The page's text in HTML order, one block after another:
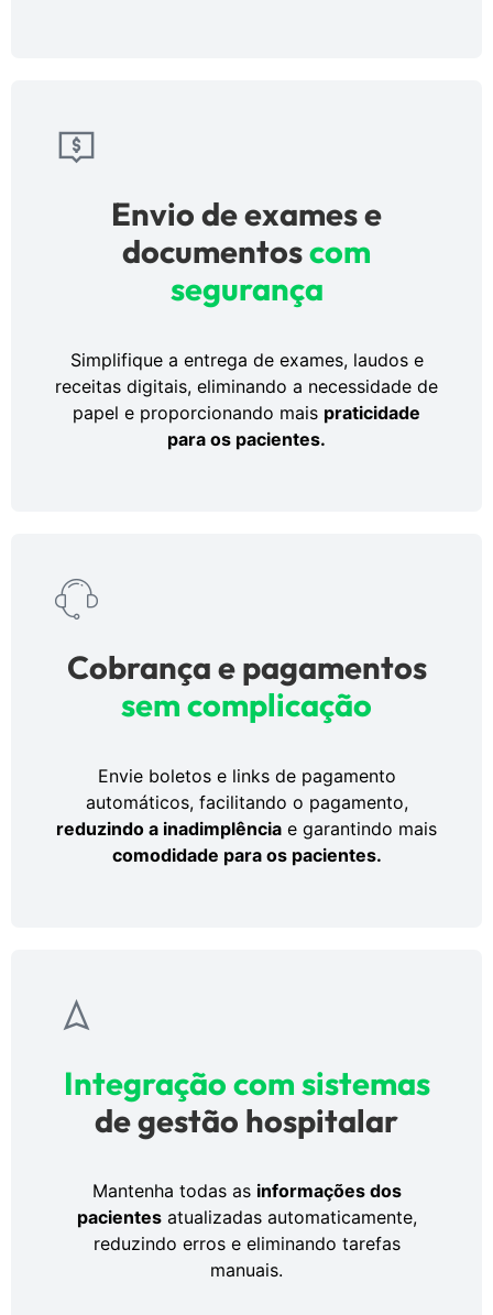
Envio de exames e
documentoscom
segurança
Simplifique a entrega de exames, laudos e
receitas digitais, eliminando a necessidade de
papel e proporcionando mais praticidade
para os pacientes.
Cobrança e pagamentos
sem complicação
Envie boletos e links de pagamento
automáticos, facilitando o pagamento,
reduzindo a inadimplência e garantindo mais
comodidade para os pacientes.
Integração com sistemas
de gestão hospitalar
Mantenha todas as informações dos
pacientesatualizadas automaticamente,
reduzindo erros e eliminando tarefas
manuais.